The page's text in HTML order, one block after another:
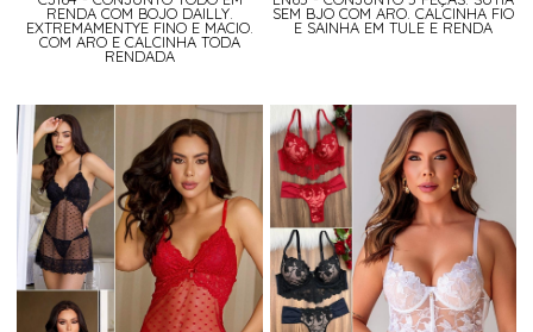
RENDA COM BOJO DAILLY.
EXTREMAMENTYE FINO E MACIO.
COM ARO E CALCINHA TODA
RENDADA
SEM BJO COM ARO. CALCINHA FIO
E SAINHA EM TULE E RENDA